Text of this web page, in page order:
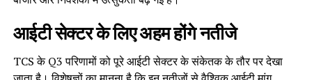
आईटी सेक्टर के लिए अहम होंगे नतीजे
TCS के Q3 परिणामों को पूरे आईटी सेक्टर के संकेतक के तौर पर देखा